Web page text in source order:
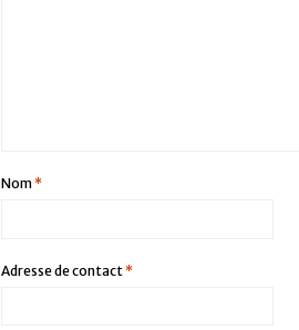
Nom*
Adresse de contact*